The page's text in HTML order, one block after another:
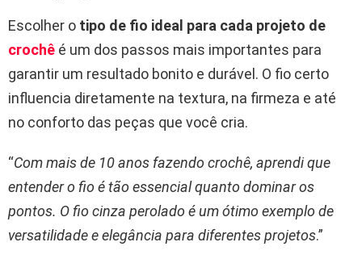
Escolher o tipo de fio ideal para cada projeto de
crochê é um dos passos mais importantes para
garantir um resultado bonito e durável. O fio certo
influencia diretamente na textura, na firmeza e até
no conforto das peças que você cria.
“Com mais de 10 anos fazendo crochê, aprendi que
entender o fio é tão essencial quanto dominar os
pontos. O fio cinza perolado é um ótimo exemplo de
versatilidade e elegância para diferentes projetos.”